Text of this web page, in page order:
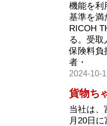
機能を利
基準を満
RICOH
る。受
保険料負
者・
2024-10-
貨物ち
当社は、
月20日